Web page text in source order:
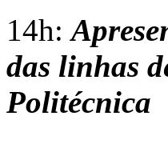
14h:
das linhas
Politécnica